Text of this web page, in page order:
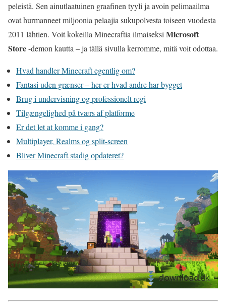
peleistä. Sen ainutlaatuinen graafinen tyyli ja avoin pelimaailma
ovat hurmanneet miljoonia pelaajia sukupolvesta toiseen vuodesta
2011 lähtien. Voit kokeilla Minecraftia ilmaiseksi Microsoft
Store-demon kautta – ja tällä sivulla kerromme, mitä voit odottaa.
Hvad handler Minecraft egentlig om?
Fantasi uden grænser – her er hvad andre har bygget
Brug i undervisning og professionelt regi
Tilgængelighed på tværs af platforme
Er det let at komme i gang?
Multiplayer, Realms og split-screen
Bliver Minecraft stadig opdateret?